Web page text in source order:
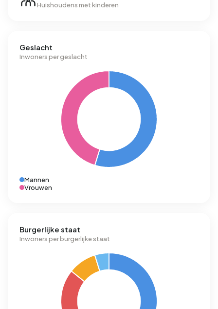
Huishoudens met kinderen
Geslacht
Inwoners per geslacht
Mannen
Vrouwen
Burgerlijke staat
Inwoners per burgerlijke staat